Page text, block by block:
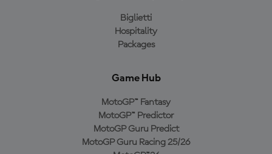
Biglietti
Hospitality
Packages
Game Hub
MotoGP™ Fantasy
MotoGP™ Predictor
MotoGP Guru Predict
MotoGP Guru Racing 25/26